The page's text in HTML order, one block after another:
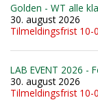
Golden - WT alle
30. august 2026
Tilmeldingsfrist 10-
LAB EVENT 2026 -
30. august 2026
Tilmeldingsfrist 10-